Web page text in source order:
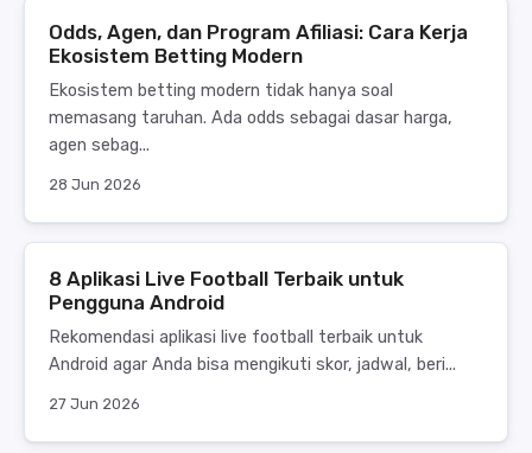
Odds, Agen, dan Program Afiliasi: Cara Kerja
Ekosistem Betting Modern
Ekosistem betting modern tidak hanya soal
memasang taruhan. Ada odds sebagai dasar harga,
agen sebag...
28 Jun 2026
8 Aplikasi Live Football Terbaik untuk
Pengguna Android
Rekomendasi aplikasi live football terbaik untuk
Android agar Anda bisa mengikuti skor, jadwal, beri...
27 Jun 2026